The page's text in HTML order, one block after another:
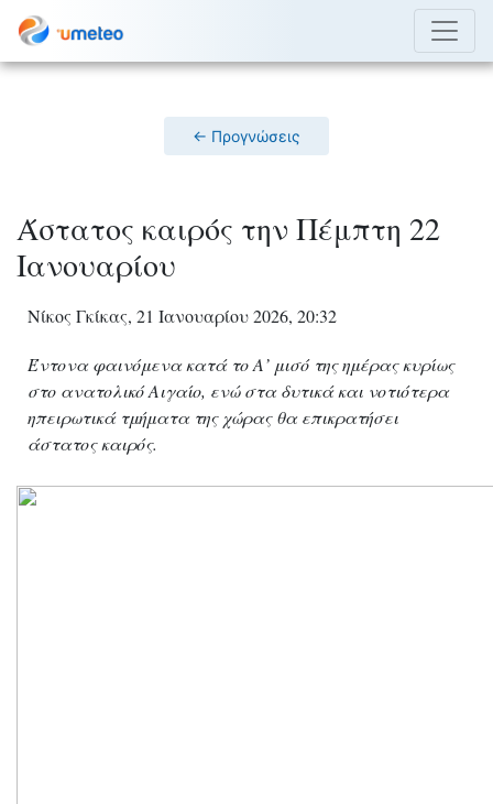
← Προγνώσεις
Άστατος καιρός την Πέμπτη 22
Ιανουαρίου
Νίκος Γκίκας, 21 Ιανουαρίου 2026, 20:32
Έντονα φαινόμενα κατά το Α’ μισό της ημέρας κυρίως
στο ανατολικό Αιγαίο, ενώ στα δυτικά και νοτιότερα
ηπειρωτικά τμήματα της χώρας θα επικρατήσει
άστατος καιρός.